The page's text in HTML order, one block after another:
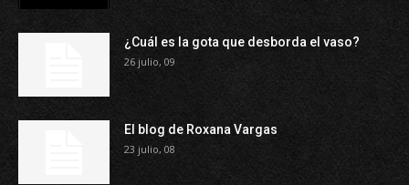
¿Cuál es la gota que desborda el vaso?
26 julio, 09
El blog de Roxana Vargas
23 julio, 08